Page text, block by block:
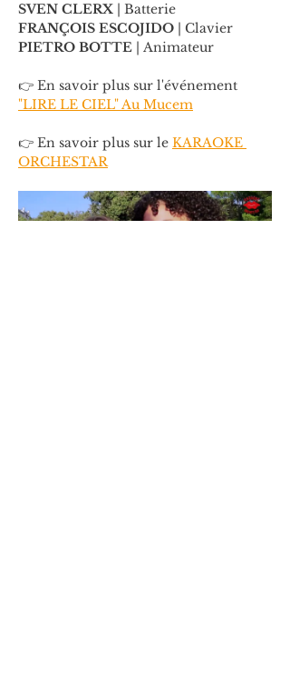
SVEN CLERX | Batterie
FRANÇOIS ESCOJIDO | Clavier
PIETRO BOTTE | Animateur
👉 En savoir plus sur l'événement
"LIRE LE CIEL" Au Mucem
👉 En savoir plus sur le KARAOKE
ORCHESTAR